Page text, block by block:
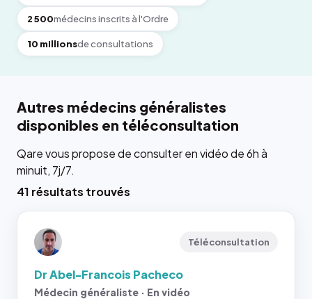
2 500médecins inscrits à l'Ordre
10 millionsde consultations
Autres médecins généralistes
disponibles en téléconsultation
Qare vous propose de consulter en vidéo de 6h à
minuit, 7j/7.
41 résultats trouvés
Téléconsultation
Dr Abel-Francois Pacheco
Médecin généraliste · En vidéo